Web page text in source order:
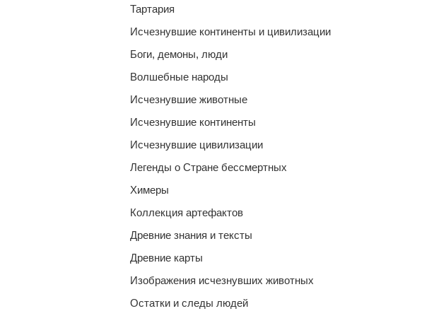
Тартария
Исчезнувшие континенты и цивилизации
Боги, демоны, люди
Волшебные народы
Исчезнувшие животные
Исчезнувшие континенты
Исчезнувшие цивилизации
Легенды о Стране бессмертных
Химеры
Коллекция артефактов
Древние знания и тексты
Древние карты
Изображения исчезнувших животных
Остатки и следы людей